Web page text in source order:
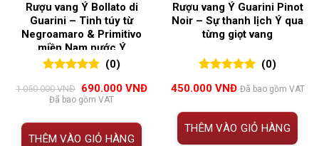
Rượu vang Ý Bollato di
Guarini – Tinh túy từ
Negroamaro & Primitivo
miền Nam nước Ý
đánh giá
(0)
1.050.000VNĐ Giá
gốc
là:
1.050.000 VNĐ.
690.000 VNĐGiá
690.000 VNĐ.
Đã bao gồm VAT
THÊM VÀO GIỎ HÀNG
Rượu vang Ý Guarini Pinot
Noir – Sự thanh lịch Ý qua
từng giọt vang
đánh giá
(0)
450.000 VNĐ Đã bao gồm VAT
THÊM VÀO GIỎ HÀNG